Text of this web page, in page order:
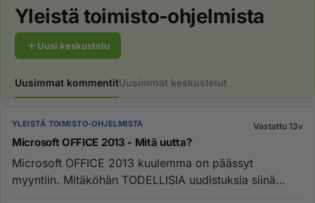
Yleistä toimisto-ohjelmista
Uusi keskustelu
Uusimmat kommentitUusimmat keskustelut
YLEISTÄ TOIMISTO-OHJELMISTA Vastattu 13v
Microsoft OFFICE 2013 - Mitä uutta?
Microsoft OFFICE 2013 kuulemma on päässyt
myyntiin. Mitäköhän TODELLISIA uudistuksia siinä